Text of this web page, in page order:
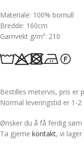
Materiale: 100% bomull
Bredde: 160cm
Garnvekt g/m²: 210
Bestilles metervis, pris er
Normal leveringstid er 1-2
Ønsker du å få ferdig søm
Ta gjerne kontakt, vi